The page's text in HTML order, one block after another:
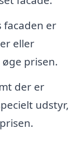
facaden er
eller
prisen.
der er
udstyr,